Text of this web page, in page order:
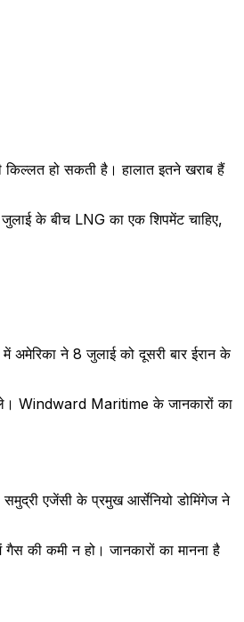
हो सकती है। हालात इतने खराब हैं
के बीच LNG का एक शिपमेंट चाहिए,
ने 8 जुलाई को दूसरी बार ईरान के
Windward Maritime के जानकारों का
एजेंसी के प्रमुख आर्सेनियो डोमिंगेज ने
की कमी न हो। जानकारों का मानना है